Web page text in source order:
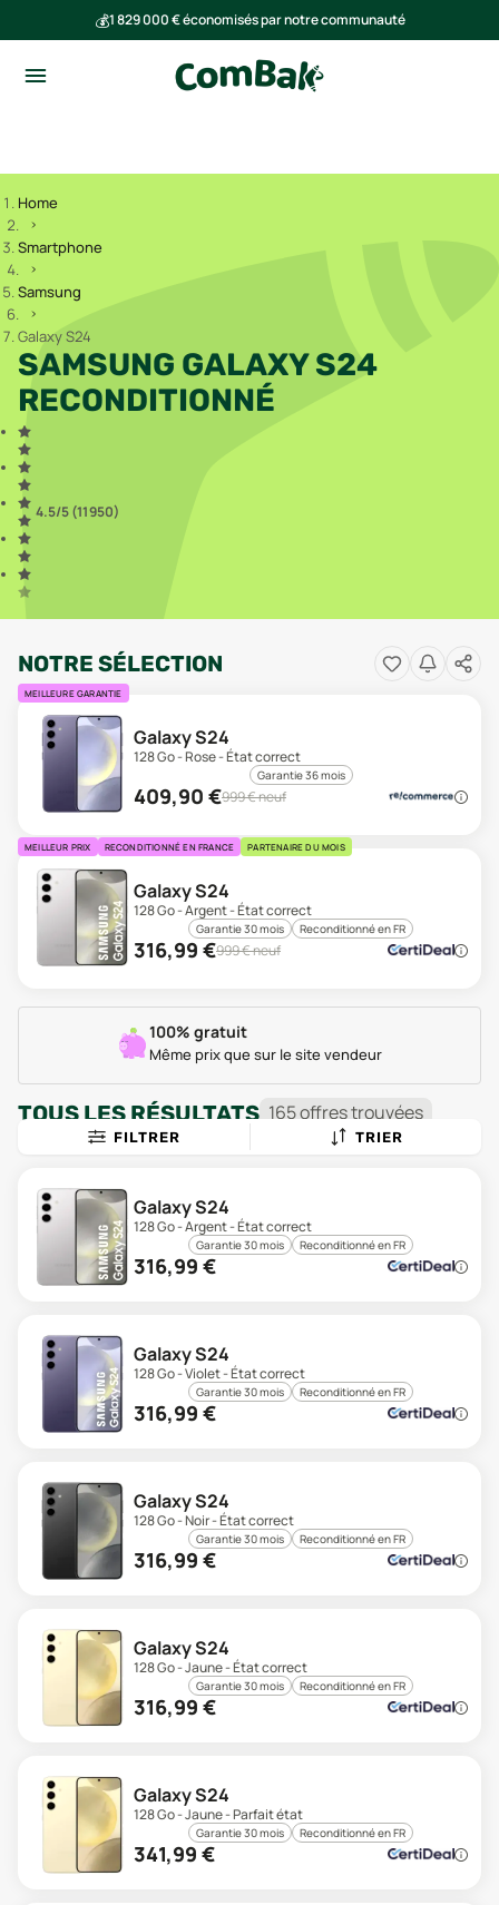
💰1 829 000 € économisés par notre communauté
Home
Smartphone
Samsung
Galaxy S24
SAMSUNG GALAXY S24
RECONDITIONNÉ
4.5/5 (11 950)
NOTRE SÉLECTION
MEILLEURE GARANTIE
Galaxy S24
128 Go - Rose - État correct
Garantie 36 mois
409,90 €999€ neuf
MEILLEUR PRIX RECONDITIONNÉ EN FRANCE PARTENAIRE DU MOIS
Galaxy S24
128 Go - Argent - État correct
Garantie 30 mois Reconditionné en FR
316,99 €999€ neuf
100% gratuit
Même prix que sur le site vendeur
TOUS LES RÉSULTATS 165offrestrouvées
FILTRER TRIER
Galaxy S24
128 Go - Argent - État correct
Garantie 30 mois Reconditionné en FR
316,99 €
Galaxy S24
128 Go - Violet - État correct
Garantie 30 mois Reconditionné en FR
316,99 €
Galaxy S24
128 Go - Noir - État correct
Garantie 30 mois Reconditionné en FR
316,99 €
Galaxy S24
128 Go - Jaune - État correct
Garantie 30 mois Reconditionné en FR
316,99 €
Galaxy S24
128 Go - Jaune - Parfait état
Garantie 30 mois Reconditionné en FR
341,99 €